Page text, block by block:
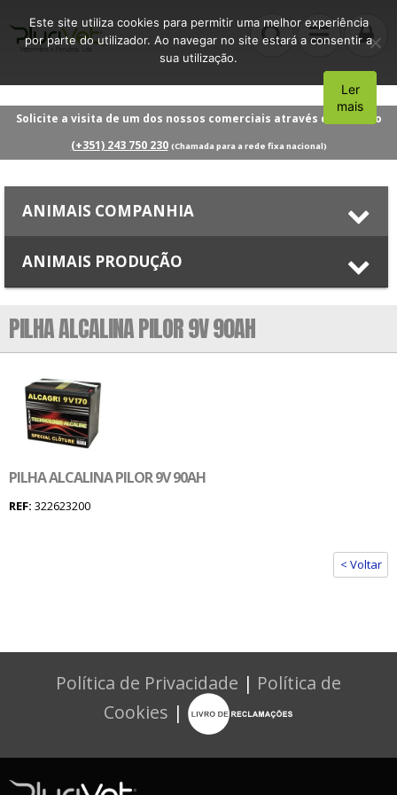
Solicite a visita de um dos nossos comerciais através do número
(+351) 243 750 230 (Chamada para a rede fixa nacional)
ANIMAIS COMPANHIA
ANIMAIS PRODUÇÃO
PILHA ALCALINA PILOR 9V 90AH
PILHA ALCALINA PILOR 9V 90AH
REF: 322623200
< Voltar
Política de Privacidade | Política de
Cookies |
Este site utiliza cookies para permitir uma melhor experiência
por parte do utilizador. Ao navegar no site estará a consentir a
sua utilização.
Aceito
Ler
mais